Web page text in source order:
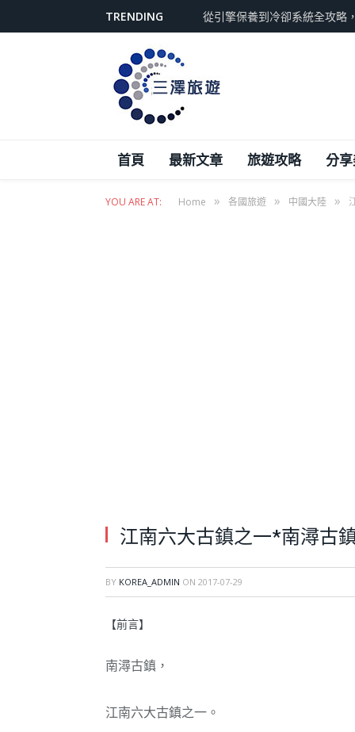
TRENDING 從引擎保養到冷卻系統全攻略
首頁 最新文章 旅遊攻略 分
YOU ARE AT: Home » 各國旅遊 » 中國大陸 »
江南六大古鎮之一*南潯古
BY KOREA_ADMIN ON 2017-07-29
【前言】
南潯古鎮，
江南六大古鎮之一。